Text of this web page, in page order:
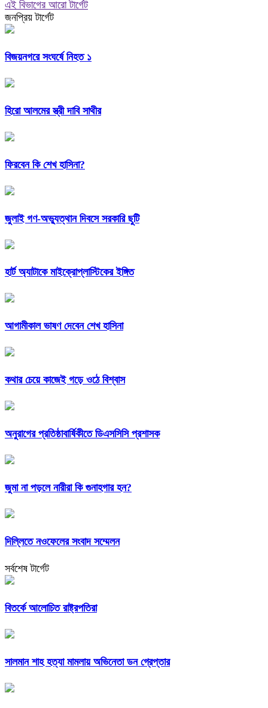
এই বিভাগের আরো টার্গেট
জনপ্রিয় টার্গেট
বিজয়নগরে সংঘর্ষে নিহত ১
হিরো আলমের স্ত্রী দাবি সাথীর
ফিরবেন কি শেখ হাসিনা?
জুলাই গণ-অভ্যুত্থান দিবসে সরকারি ছুটি
হার্ট অ্যাটাকে মাইক্রোপ্লাস্টিকের ইঙ্গিত
আগামীকাল ভাষণ দেবেন শেখ হাসিনা
কথার চেয়ে কাজেই গড়ে ওঠে বিশ্বাস
অনুরাগের প্রতিষ্ঠাবার্ষিকীতে ডিএসসিসি প্রশাসক
জুমা না পড়লে নারীরা কি গুনাহগার হন?
দিল্লিতে নওফেলের সংবাদ সম্মেলন
সর্বশেষ টার্গেট
বিতর্কে আলোচিত রাষ্ট্রপতিরা
সালমান শাহ হত্যা মামলায় অভিনেতা ডন গ্রেপ্তার